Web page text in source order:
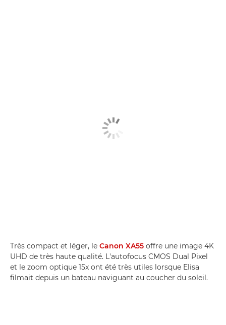
Très compact et léger, le Canon XA55 offre une image 4K
UHD de très haute qualité. L'autofocus CMOS Dual Pixel
et le zoom optique 15x ont été très utiles lorsque Elisa
filmait depuis un bateau naviguant au coucher du soleil.